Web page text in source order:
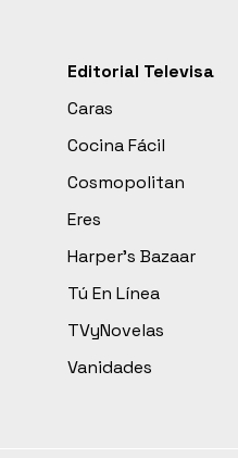
Editorial Televisa
Caras
Cocina Fácil
Cosmopolitan
Eres
Harper’s Bazaar
Tú En Línea
TVyNovelas
Vanidades